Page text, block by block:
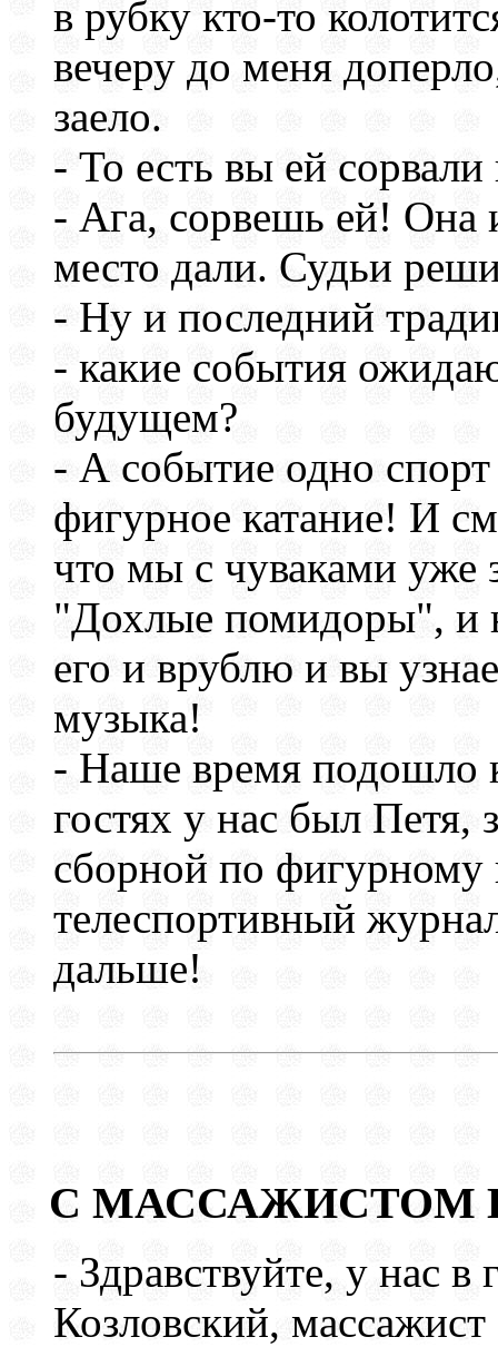
в рубку кто-то
вечеру до меня
заело.
- То есть вы ей
- Ага, сорвешь ей! Она
место дали. Судьи
- Ну и последний
- какие события
будущем?
- А событие одно
фигурное катание! И
что мы с чуваками уже
"Дохлые помидоры", и
его и врублю и вы
музыка!
- Наше время подошло
гостях у нас был Петя,
сборной по фигурному
телеспортивный
дальше!
С МАССАЖИСТОМ
- Здравствуйте, у нас в
Козловский,